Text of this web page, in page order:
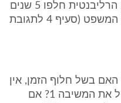
המשפט, הואיל ומתום התקופה הרליבנטית חלפו 5 שנים
בטרם הגיע לסיומו שלב זה של המשפט (סעיף 4 לתגובת
האם בשל חלוף הזמן, אין
עוד במידע המבוקש כדי להפליל את המשיבה 1? אם